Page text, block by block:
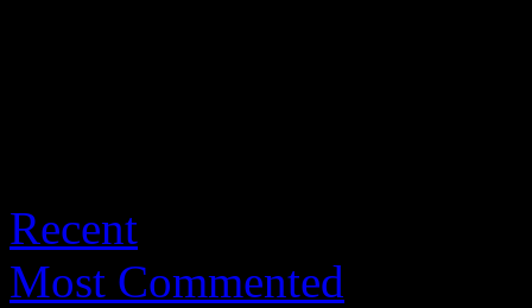
Recent
Most Commented